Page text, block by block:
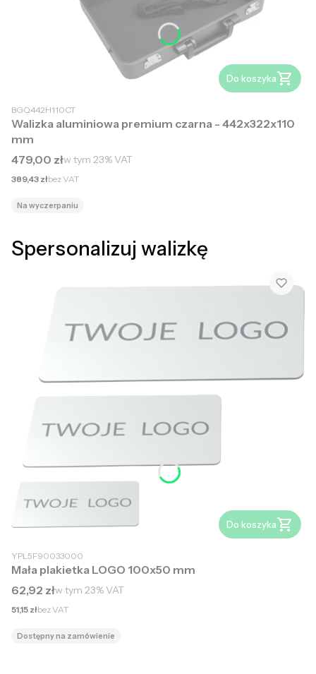
Do koszyka
BGQ442H110CT
Walizka aluminiowa premium czarna - 442x322x110
mm
Cena brutto
479,00 złw tym 23%VAT
Cena netto
389,43 złbez VAT
Na wyczerpaniu
Spersonalizuj walizkę
Do koszyka
YPL5F90033000
Mała plakietka LOGO 100x50 mm
Cena brutto
62,92 złw tym 23%VAT
Cena netto
51,15 złbez VAT
Dostępny na zamówienie